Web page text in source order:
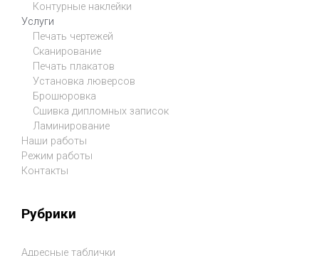
Контурные наклейки
Услуги
Печать чертежей
Сканирование
Печать плакатов
Установка люверсов
Брошюровка
Сшивка дипломных записок
Ламинирование
Наши работы
Режим работы
Контакты
Рубрики
Адресные таблички